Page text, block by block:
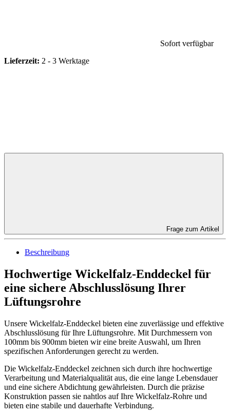
Sofort verfügbar
Lieferzeit: 2 - 3 Werktage
Frage zum Artikel
Beschreibung
Hochwertige Wickelfalz-Enddeckel für
eine sichere Abschlusslösung Ihrer
Lüftungsrohre
Unsere Wickelfalz-Enddeckel bieten eine zuverlässige und effektive
Abschlusslösung für Ihre Lüftungsrohre. Mit Durchmessern von
100mm bis 900mm bieten wir eine breite Auswahl, um Ihren
spezifischen Anforderungen gerecht zu werden.
Die Wickelfalz-Enddeckel zeichnen sich durch ihre hochwertige
Verarbeitung und Materialqualität aus, die eine lange Lebensdauer
und eine sichere Abdichtung gewährleisten. Durch die präzise
Konstruktion passen sie nahtlos auf Ihre Wickelfalz-Rohre und
bieten eine stabile und dauerhafte Verbindung.